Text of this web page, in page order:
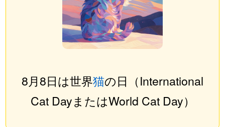
8月8日は世界猫の日（International
Cat DayまたはWorld Cat Day）